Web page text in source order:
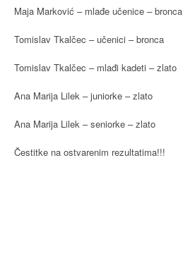
Maja Marković – mlađe učenice – bronca
Tomislav Tkalčec – učenici – bronca
Tomislav Tkalčec – mlađi kadeti – zlato
Ana Marija Lilek – juniorke – zlato
Ana Marija Lilek – seniorke – zlato
Čestitke na ostvarenim rezultatima!!!